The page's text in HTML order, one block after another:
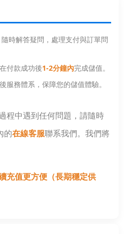
隨時解答疑問，處理支付與訂單問
付款成功後1-2分鐘內完成儲值。
服務體系，保障您的儲值體驗。
程中遇到任何問題，請隨時
的在線客服聯系我們。我們將
充值更方便（長期穩定供